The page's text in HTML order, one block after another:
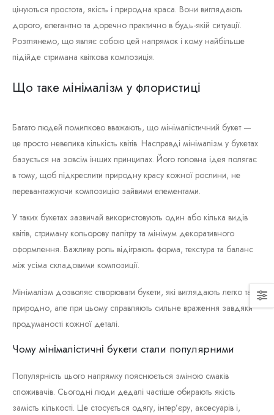
цінуються простота, якість і природна краса. Вони виглядають
дорого, елегантно та доречно практично в будь-якій ситуації.
Розглянемо, що являє собою цей напрямок і кому найбільше
підійде стримана квіткова композиція.
Що таке мінімалізм у флористиці
Багато людей помилково вважають, що мінімалістичний букет —
це просто невелика кількість квітів. Насправді мінімалізм у букетах
базується на зовсім інших принципах. Його головна ідея полягає
в тому, щоб підкреслити природну красу кожної рослини, не
перевантажуючи композицію зайвими елементами.
У таких букетах зазвичай використовують один або кілька видів
квітів, стриману кольорову палітру та мінімум декоративного
оформлення. Важливу роль відіграють форма, текстура та баланс
між усіма складовими композиції.
Мінімалізм дозволяє створювати букети, які виглядають легко та
природно, але при цьому справляють сильне враження завдяки
продуманості кожної деталі.
Чому мінімалістичні букети стали популярними
Популярність цього напрямку пояснюється зміною смаків
споживачів. Сьогодні люди дедалі частіше обирають якість
замість кількості. Це стосується одягу, інтер’єру, аксесуарів і,